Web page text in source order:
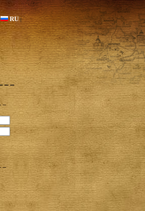
RU|